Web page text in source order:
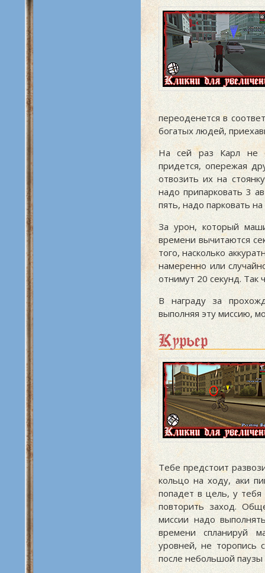
переоденется в
богатых людей,
На сей раз Карл не
придется, опережая
отвозить их на
надо припарковать 3
пять, надо парковать
За урон, который
времени вычитаются
того, насколько
намеренно или
отнимут 20 секунд. Так
В награду за
выполняя эту миссию,
Курьер
Тебе предстоит
кольцо на ходу, аки
попадет в цель, у
повторить заход.
миссии надо
времени спланируй
уровней, не торопись
после небольшой